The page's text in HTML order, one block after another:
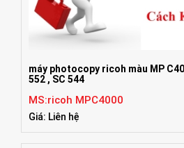
máy photocopy ricoh màu MP
552 , SC 544
MS:ricoh MPC4000
Giá: Liên hệ